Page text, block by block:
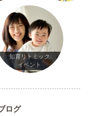
知育リトミック
イベント
ログ